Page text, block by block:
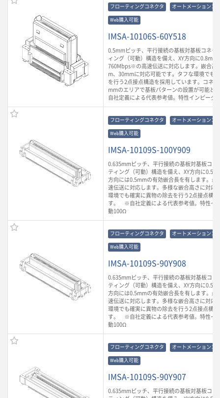
フローティングコネクタ オートメーションコ
Web購入可能
IMSA-10106S-60Y518
0.5mmピッチ、平行接続の基板対基板コネク
ィング（可動）構造を備え、XY方向に
760Mbps※の高速伝送に対応します。嵌合高
m、30mmに対応可能です。タフな環境でも
を行う2点接点構造を採用しています。コネ
mmのエリアで基板パターンの設置が可能と
自社定義による代表参考値。特性インピー
フローティングコネクタ オートメーションコ
Web購入可能
IMSA-10109S-100Y909
0.635mmピッチ、平行接続の基板対基板コネ
ティング（可動）構造を備え、XY方向に
方向には0.5mmの有効嵌合長を有します。
速伝送に対応します。多様な嵌合高さに対応
環境でも確実に異物の除去を行う2点接点構
す。 ※自社定義による代表参考値。特性イ
動100Ω
フローティングコネクタ オートメーションコ
Web購入可能
IMSA-10109S-90Y908
0.635mmピッチ、平行接続の基板対基板コネ
ティング（可動）構造を備え、XY方向に
方向には0.5mmの有効嵌合長を有します。
速伝送に対応します。多様な嵌合高さに対応
環境でも確実に異物の除去を行う2点接点構
す。 ※自社定義による代表参考値。特性イ
動100Ω
フローティングコネクタ オートメーションコ
Web購入可能
IMSA-10109S-90Y907
0.635mmピッチ、平行接続の基板対基板コネ